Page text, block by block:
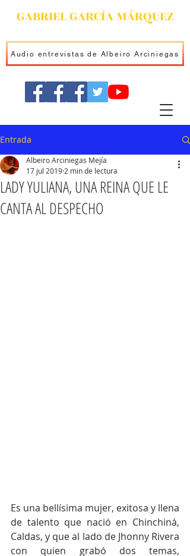
GABRIEL GARCÍA MÁRQUEZ
Audio entrevistas de Albeiro Arciniegas
Entrada
LADY YULIANA, UNA REINA QUE LE
CANTA AL DESPECHO
Albeiro Arciniegas Mejía
17 jul 2019 2 min de lectura
Es una bellísima mujer, exitosa y llena
de talento que nació en Chinchiná,
Caldas, y que al lado de Jhonny Rivera